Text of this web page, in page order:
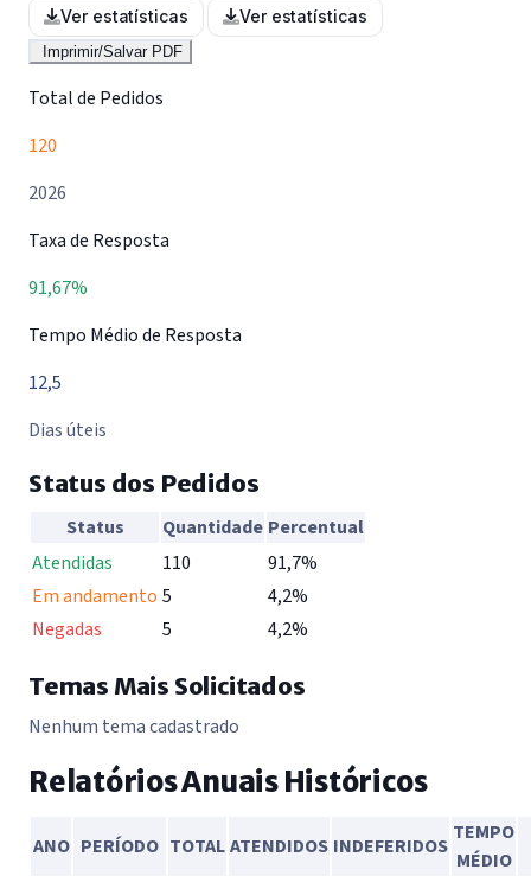
Ver estatísticas Ver estatísticas
Imprimir/Salvar PDF
Total de Pedidos
120
2026
Taxa de Resposta
91,67%
Tempo Médio de Resposta
12,5
Dias úteis
Status dos Pedidos
Status dos pedidos de informação do SIC
Status Quantidade Percentual
Atendidas
110
91,7%
Em andamento 5
4,2%
Negadas
5 4,2%
Temas Mais Solicitados
Nenhum tema cadastrado
Relatórios Anuais Históricos
ANO PERÍODO TOTALATENDIDOS INDEFERIDOS
TEMPO
MÉDIO